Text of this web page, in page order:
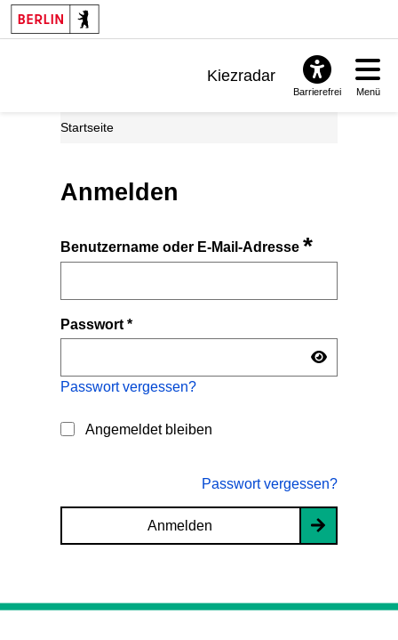
Kiezradar
Barrierefrei Menü
Startseite
Anmelden
Benutzername oder E-Mail-Adresse*
Passwort*
Passwort vergessen?
Angemeldet bleiben
Passwort vergessen?
Anmelden